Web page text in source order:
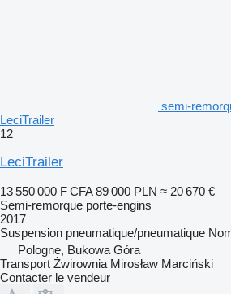
semi-
LeciTrailer
12
LeciTrailer
13 550 000 F CFA 89 000 PLN ≈ 20 670 €
Semi-remorque porte-engins
2017
Suspension pneumatique/pneumatique
Pologne, Bukowa Góra
Transport Żwirownia Mirosław Marciński
Contacter le vendeur